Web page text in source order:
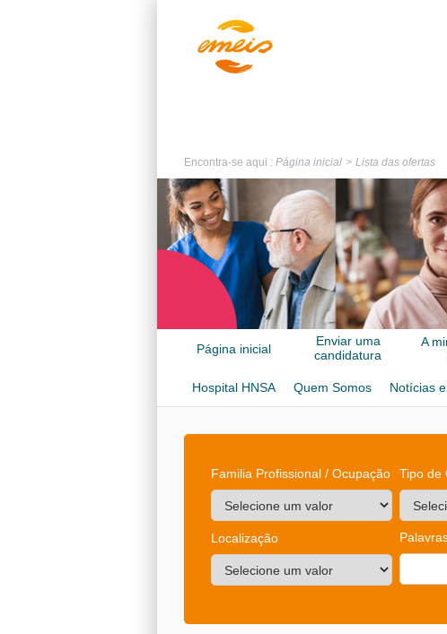
Encontra-se aqui : Página inicial Lista das ofertas
Página inicial
Enviar uma
candidatura
A
Hospital HNSA Quem Somos Notícias
Familia Profissional / Ocupação Tipo de
Localização